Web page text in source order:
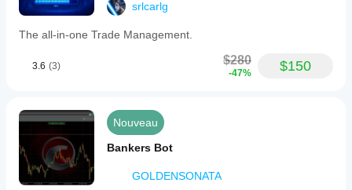
srlcarlg
The all-in-one Trade Management.
3.6 (3) $280
-47% $150
Nouveau
Bankers Bot
GOLDENSONATA